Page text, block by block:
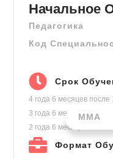
Начальное
Педагогика
Код
Срок
4 года 6 месяцев после
3 года 6 месяцевпосле
2 года 6 месяцев
Формат
ММА